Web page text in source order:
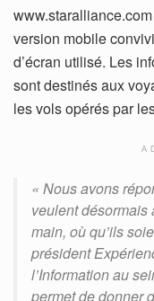
version mobile
d’écran utilisé. Les
sont destinés aux
les vols opérés par
« Nous avons
veulent désormais
main, où qu’ils
président
l’Information au
permet de donner